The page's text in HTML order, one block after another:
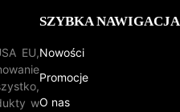
EU,
w
SZYBKA NAWIGACJA
Nowości
Promocje
O nas